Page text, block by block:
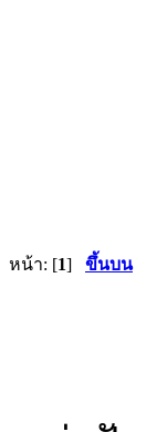
หน้า: [1] ขึ้นบน